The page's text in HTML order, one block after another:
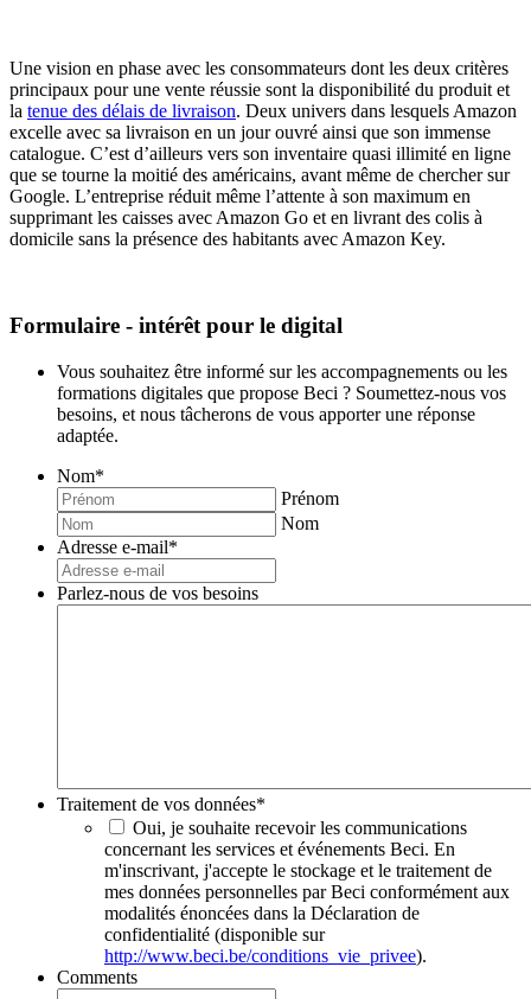
Une vision en phase avec les consommateurs dont les deux critères
principaux pour une vente réussie sont la disponibilité du produit et
la tenue des délais de livraison. Deux univers dans lesquels Amazon
excelle avec sa livraison en un jour ouvré ainsi que son immense
catalogue. C’est d’ailleurs vers son inventaire quasi illimité en ligne
que se tourne la moitié des américains, avant même de chercher sur
Google. L’entreprise réduit même l’attente à son maximum en
supprimant les caisses avec Amazon Go et en livrant des colis à
domicile sans la présence des habitants avec Amazon Key.
Formulaire - intérêt pour le digital
Vous souhaitez être informé sur les accompagnements ou les
formations digitales que propose Beci ? Soumettez-nous vos
besoins, et nous tâcherons de vous apporter une réponse
adaptée.
Nom*
Prénom
Nom
Adresse e-mail*
Parlez-nous de vos besoins
Traitement de vos données*
Oui, je souhaite recevoir les communications
concernant les services et événements Beci. En
m'inscrivant, j'accepte le stockage et le traitement de
mes données personnelles par Beci conformément aux
modalités énoncées dans la Déclaration de
confidentialité (disponible sur
http://www.beci.be/conditions_vie_privee).
Comments